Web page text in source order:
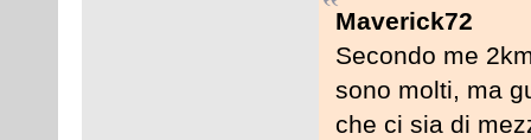
Maverick72
Secondo me
sono molti, ma
che ci sia di